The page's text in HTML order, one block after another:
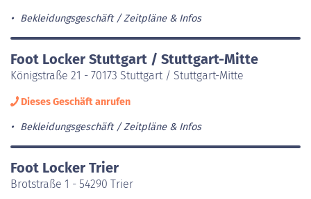
Bekleidungsgeschäft Zeitpläne & Infos
Foot Locker Stuttgart / Stuttgart-Mitte
Königstraße 21 - 70173 Stuttgart / Stuttgart-Mitte
Dieses Geschäft anrufen
Bekleidungsgeschäft Zeitpläne & Infos
Foot Locker Trier
Brotstraße 1 - 54290 Trier